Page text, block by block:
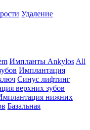
Удаление
Импланты Ankylos All
Имплантация
Синус лифтинг
верхних зубов
нижних
Базальная